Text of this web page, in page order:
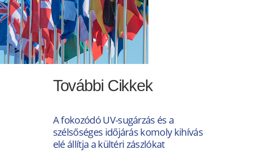
További Cikkek
A fokozódó UV-sugárzás és a
szélsőséges időjárás komoly kihívás
elé állítja a kültéri zászlókat